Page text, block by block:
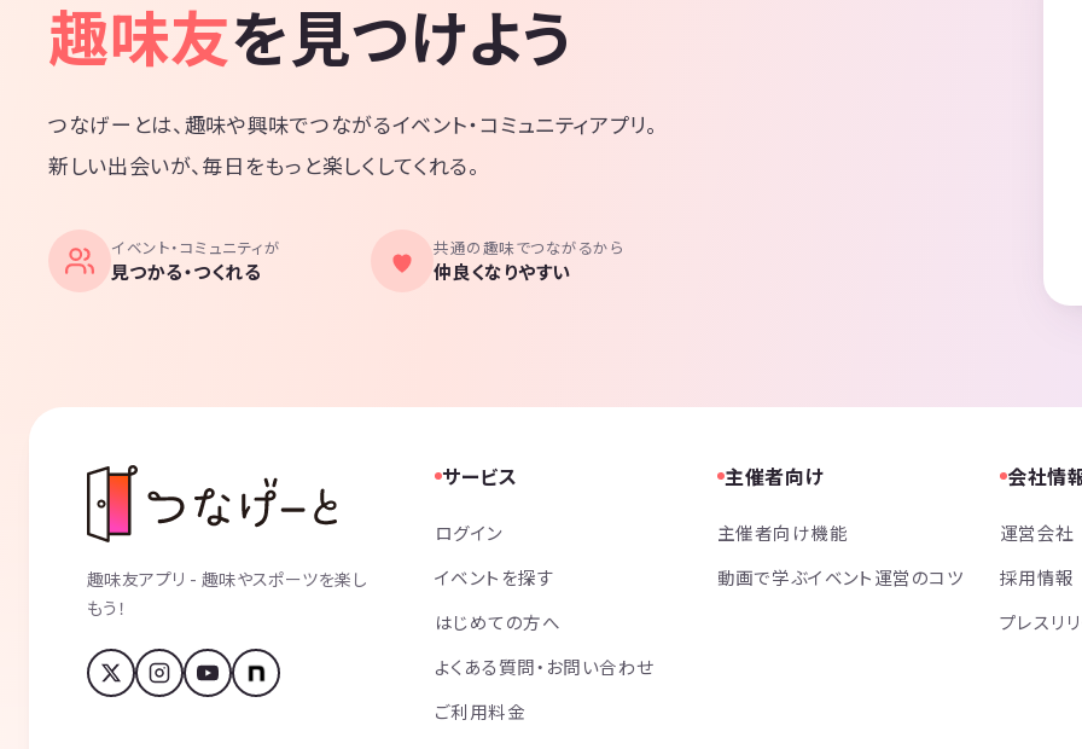
趣味友を見つけよう
つなげーとは、趣味や興味でつながるイベント・コミュニティアプリ。
新しい出会いが、毎日をもっと楽しくしてくれる。
イベント・コミュニティが
見つかる・つくれる
共通の趣味でつながるから
仲良くなりやすい
趣味友アプリ - 趣味やスポーツを楽し
もう！
サービス
ログイン
イベントを探す
はじめての方へ
よくある質問・お問い合わせ
ご利用料金
主催者向け
主催者向け機能
動画で学ぶイベント運営のコツ
会社情
運営会社
採用情報
プレスリ